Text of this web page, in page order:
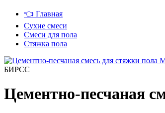
👈 Главная
Сухие смеси
Смеси для пола
Стяжка пола
БИРСС
Цементно-песчаная